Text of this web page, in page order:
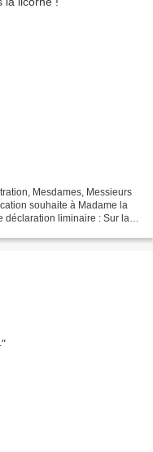
Mesdames, Messieurs
souhaite à Madame la
déclaration liminaire : Sur la